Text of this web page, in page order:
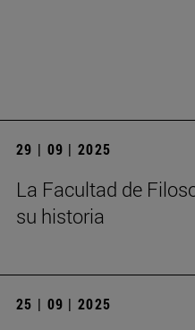
29 | 09 | 2025
La Facultad de
su historia
25 | 09 | 2025